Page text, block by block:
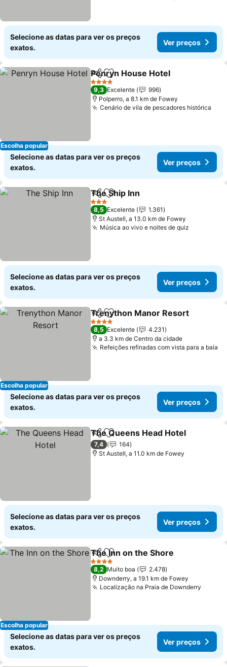
Selecione as datas para ver os preços
exatos.
Ver preços
Escolha popular
PartilharAdicionar aos favoritos
Penryn House Hotel
4 Estrelas
9,3 Excelente
996
Polperro, a 8.1 km de Fowey
Cenário de vila de pescadores histórica
Selecione as datas para ver os preços
exatos.
Ver preços
PartilharAdicionar aos favoritos
The Ship Inn
3 Estrelas
8,5 Excelente
1.361
St Austell, a 13.0 km de Fowey
Música ao vivo e noites de quiz
Selecione as datas para ver os preços
exatos.
Ver preços
Escolha popular
PartilharAdicionar aos favoritos
Trenython Manor Resort
4 Estrelas
8,5 Excelente
4.231
a 3.3 km de Centro da cidade
Refeições refinadas com vista para a baía
Selecione as datas para ver os preços
exatos.
Ver preços
PartilharAdicionar aos favoritos
The Queens Head Hotel
7,4
164
St Austell, a 11.0 km de Fowey
Selecione as datas para ver os preços
exatos.
Ver preços
Escolha popular
PartilharAdicionar aos favoritos
The Inn on the Shore
4 Estrelas
8,2 Muito boa
2.478
Downderry, a 19.1 km de Fowey
Localização na Praia de Downderry
Selecione as datas para ver os preços
exatos.
Ver preços